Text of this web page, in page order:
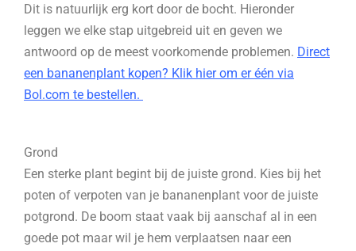
Dit is natuurlijk erg kort door de bocht. Hieronder
leggen we elke stap uitgebreid uit en geven we
antwoord op de meest voorkomende problemen. Direct
een bananenplant kopen? Klik hier om er één via
Bol.com te bestellen.
Grond
Een sterke plant begint bij de juiste grond. Kies bij het
poten of verpoten van je bananenplant voor de juiste
potgrond. De boom staat vaak bij aanschaf al in een
goede pot maar wil je hem verplaatsen naar een